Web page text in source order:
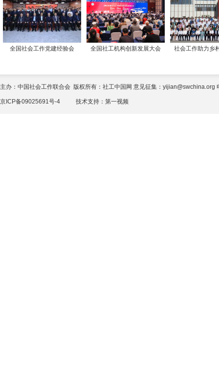
全国社会工作党建经验会 全国社工机构创新发展大会 社会工作助力乡
主办：中国社会工作联合会 版权所有：社工中国网 意见征集：yijian@swchina.org
京ICP备09025691号-4 技术支持： 第一视频